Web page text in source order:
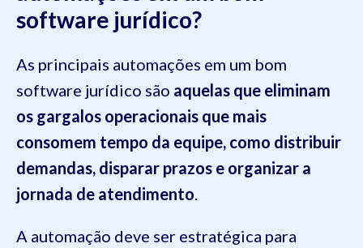
software jurídico?
As principais automações em um bom
software jurídico são aquelas que eliminam
os gargalos operacionais que mais
consomem tempo da equipe, como distribuir
demandas, disparar prazos e organizar a
jornada de atendimento.
A automação deve ser estratégica para